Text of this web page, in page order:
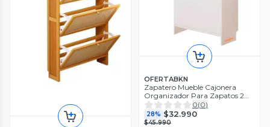
OFERTABKN
Zapatero Mueble Cajonera
Organizador Para Zapatos 2
Niveles
0(0)
28% $32.990
$45.990